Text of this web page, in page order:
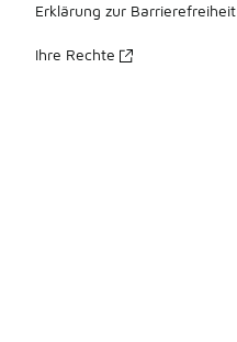
Erklärung zur Barrierefreiheit
Ihre Rechte